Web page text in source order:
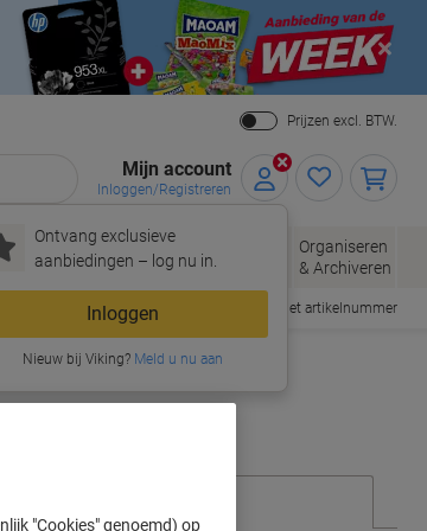
Close
Prijzen excl. BTW.
Mijn account
Inloggen/Registreren
Ontvang exclusieve
aanbiedingen – log nu in.
Inloggen
Nieuw bij Viking?Meld u nu aan
Papier, Enveloppen
& Verpakken
Kantoorartikelen
Organiseren
& Archiveren
Snel bestellen met artikelnummer
"Cookies" genoemd) op